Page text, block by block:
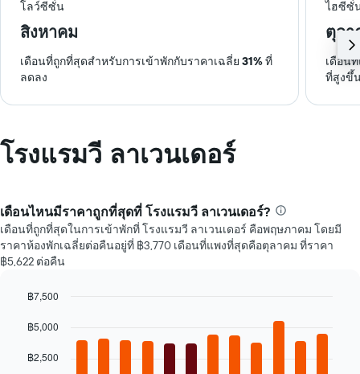
โลว์ซีซั่น ไฮซีซั่
สิงหาคม ตุลา
เดือนที่ถูกที่สุดสำหรับการเข้าพักกับราคาเฉลี่ย 31%ที่
ลดลง
เดือน
ที่สูงขึ้
โรงแรมวี ลาเวนเดอร์
เดือนไหนมีราคาถูกที่สุดที่ โรงแรมวี ลาเวนเดอร์?
เดือนที่ถูกที่สุดในการเข้าพักที่ โรงแรมวี ลาเวนเดอร์ คือพฤษภาคม โดยมี
ราคาห้องพักเฉลี่ยต่อคืนอยู่ที่ ฿3,770 เดือนที่แพงที่สุดคือตุลาคม ที่ราคา
฿5,622 ต่อคืน
chart
12
bars.
graphic.
฿2,500
฿5,000
฿7,500